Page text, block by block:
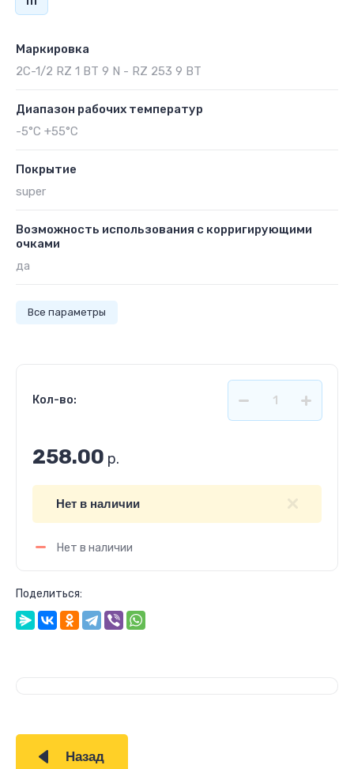
Маркировка
2С-1/2 RZ 1 BT 9 N - RZ 253 9 ВТ
Диапазон рабочих температур
-5°C +55°C
Покрытие
super
Возможность использования с корригирующими
очками
да
Все параметры
Кол-во:
258.00 р.
Нет в наличии
Нет в наличии
Поделиться:
Назад